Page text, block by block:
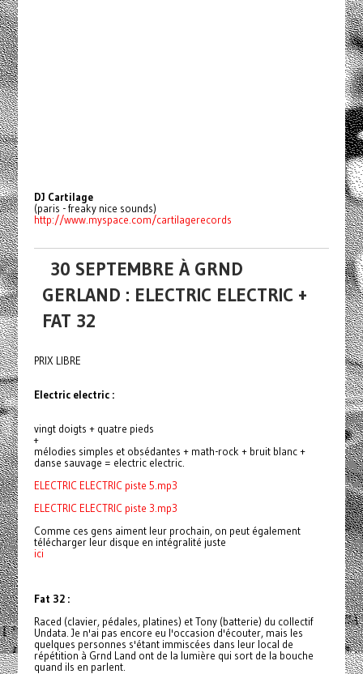
DJ Cartilage
(paris - freaky nice sounds)
http://www.myspace.com/cartilagerecords
30 SEPTEMBRE À GRND
GERLAND : ELECTRIC ELECTRIC +
FAT 32
PRIX LIBRE
Electric electric :
vingt doigts + quatre pieds
+
mélodies simples et obsédantes + math-rock + bruit blanc +
danse sauvage = electric electric.
ELECTRIC ELECTRIC piste 5.mp3
ELECTRIC ELECTRIC piste 3.mp3
Comme ces gens aiment leur prochain, on peut également
télécharger leur disque en intégralité juste
ici
Fat 32 :
Raced (clavier, pédales, platines) et Tony (batterie) du collectif
Undata. Je n'ai pas encore eu l'occasion d'écouter, mais les
quelques personnes s'étant immiscées dans leur local de
répétition à Grnd Land ont de la lumière qui sort de la bouche
quand ils en parlent.